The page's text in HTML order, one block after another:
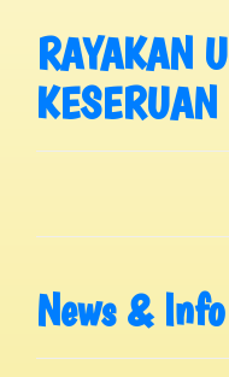
RAYAKAN
News & Info